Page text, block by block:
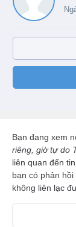
Bạn đang xem
riêng, giờ tự do
liên quan đến
bạn có phản
không liên lạc